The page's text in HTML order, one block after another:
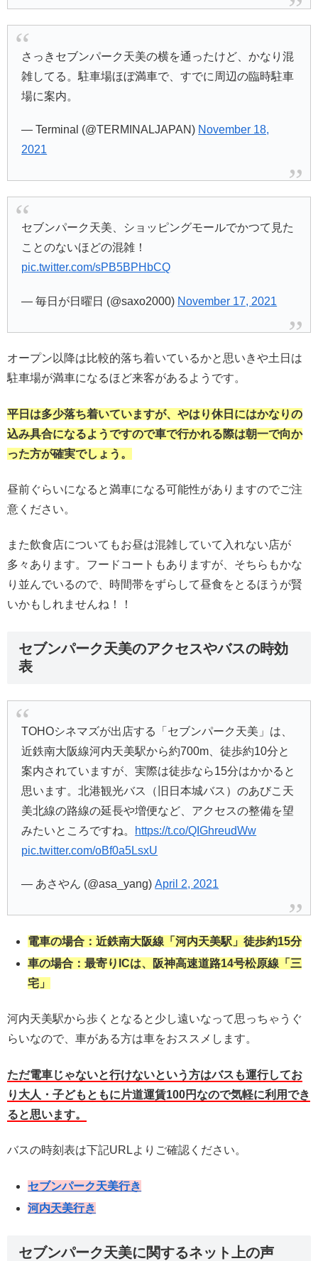
さっきセブンパーク天美の横を通ったけど、かなり混
雑してる。駐車場ほぼ満車で、すでに周辺の臨時駐車
場に案内。
— Terminal (@TERMINALJAPAN) November 18,
2021
セブンパーク天美、ショッピングモールでかつて見た
ことのないほどの混雑！
pic.twitter.com/sPB5BPHbCQ
— 毎日が日曜日 (@saxo2000) November 17, 2021
オープン以降は比較的落ち着いているかと思いきや土日は
駐車場が満車になるほど来客があるようです。
平日は多少落ち着いていますが、やはり休日にはかなりの
込み具合になるようですので車で行かれる際は朝一で向か
った方が確実でしょう。
昼前ぐらいになると満車になる可能性がありますのでご注
意ください。
また飲食店についてもお昼は混雑していて入れない店が
多々あります。フードコートもありますが、そちらもかな
り並んでいるので、時間帯をずらして昼食をとるほうが賢
いかもしれませんね！！
セブンパーク天美のアクセスやバスの時効
表
TOHOシネマズが出店する「セブンパーク天美」は、
近鉄南大阪線河内天美駅から約700m、徒歩約10分と
案内されていますが、実際は徒歩なら15分はかかると
思います。北港観光バス（旧日本城バス）のあびこ天
美北線の路線の延長や増便など、アクセスの整備を望
みたいところですね。
https://t.co/QIGhreudWw
pic.twitter.com/oBf0a5LsxU
— あさやん (@asa_yang)April 2, 2021
電車の場合：近鉄南大阪線「河内天美駅」徒歩約15分
車の場合：最寄りICは、阪神高速道路14号松原線「三
宅」
河内天美駅から歩くとなると少し遠いなって思っちゃうぐ
らいなので、車がある方は車をおススメします。
ただ電車じゃないと行けないという方はバスも運行してお
り大人・子どもともに片道運賃100円なので気軽に利用でき
ると思います。
バスの時刻表は下記URLよりご確認ください。
セブンパーク天美行き
河内天美行き
セブンパーク天美に関するネット上の声